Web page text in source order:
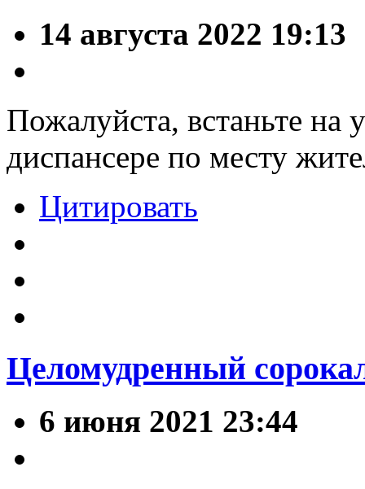
14 августа 2022 19:13
Пожалуйста, встаньте на
диспансере по месту
Цитировать
Целомудренный
6 июня 2021 23:44